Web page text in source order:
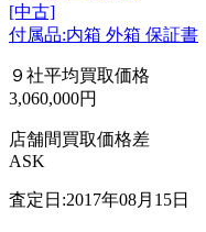
[中古]
付属品:内箱 外箱 保証書
９社平均買取価格
3,060,000円
店舗間買取価格差
ASK
査定日:2017年08月15日